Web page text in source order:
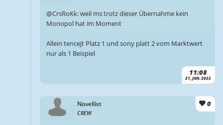
11:08
21. JAN. 2022
@CrsRoKk: weil ms trotz dieser Übernahme kein
Monopol hat im Moment
Allein tencejt Platz 1 und sony platt 2 vom Marktwert
nur als 1 Beispiel
Novellist
CREW
0